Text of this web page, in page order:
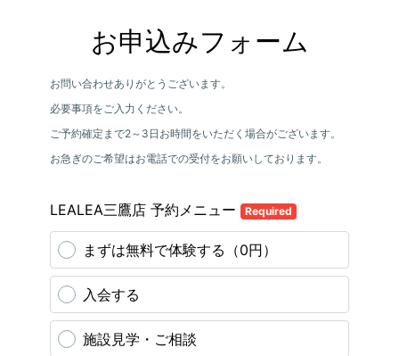
お申込みフォーム
お問い合わせありがとうございます。
必要事項をご入力ください。
ご予約確定まで2～3日お時間をいただく場合がございます。
お急ぎのご希望はお電話での受付をお願いしております。
LEALEA三鷹店 予約メニュー Required
まずは無料で体験する（0円）
入会する
施設見学・ご相談